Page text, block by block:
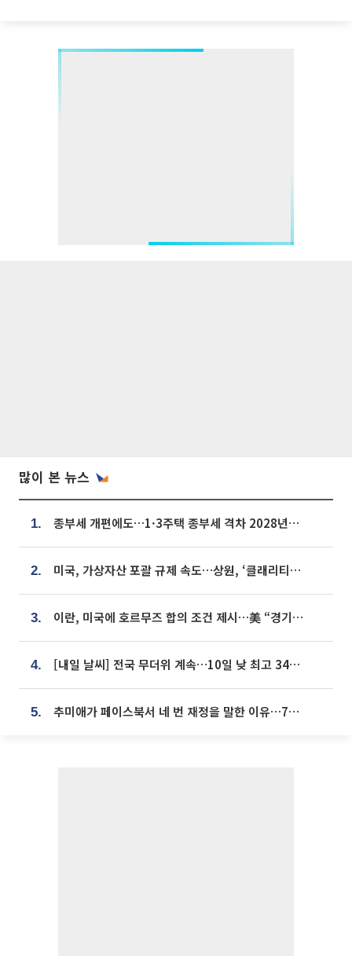
많이 본 뉴스
1. 종부세 개편에도…1·3주택 종부세 격차 2028년부터 확대
2. 미국, 가상자산 포괄 규제 속도…상원, ‘클래리티법’ 9월 절차투표 추진
3. 이란, 미국에 호르무즈 합의 조건 제시…美 “경기 아직 안 끝나” [종합]
4. [내일 날씨] 전국 무더위 계속…10일 낮 최고 34도 육박
5. 추미애가 페이스북서 네 번 재정을 말한 이유…7700억 추경 열쇠는 도의회에